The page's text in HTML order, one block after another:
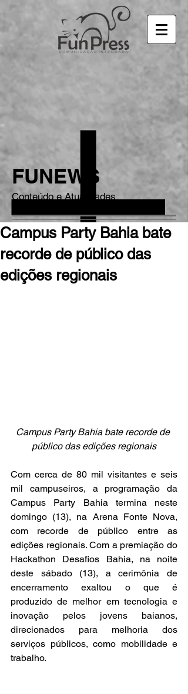
FUNEWS
Conteúdo e Atualidades
Campus Party Bahia bate
recorde de público das
edições regionais
Campus Party Bahia bate recorde de
público das edições regionais
Com cerca de 80 mil visitantes e seis
mil campuseiros, a programação da
Campus Party Bahia termina neste
domingo (13), na Arena Fonte Nova,
com recorde de público entre as
edições regionais. Com a premiação do
Hackathon Desafios Bahia, na noite
deste sábado (13), a cerimônia de
encerramento exaltou o que é
produzido de melhor em tecnologia e
inovação pelos jovens baianos,
direcionados para melhoria dos
serviços públicos, como mobilidade e
trabalho.